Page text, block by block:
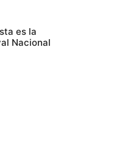
es la
Nacional